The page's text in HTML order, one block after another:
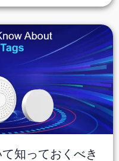
知っておくべき